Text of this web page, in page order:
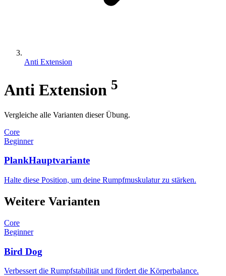
Anti Extension
Anti Extension 5
Vergleiche alle Varianten dieser Übung.
Core
Beginner
PlankHauptvariante
Halte diese Position, um deine Rumpfmuskulatur zu stärken.
Weitere Varianten
Core
Beginner
Bird Dog
Verbessert die Rumpfstabilität und fördert die Körperbalance.